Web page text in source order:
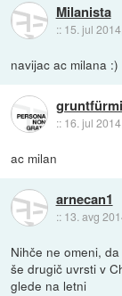
Milanista
:: 15. jul
navijac ac milana :)
:: 16. jul
ac milan
arnecan1
:: 13. avg
Nihče ne omeni,
še drugič uvrsti v
glede na letni